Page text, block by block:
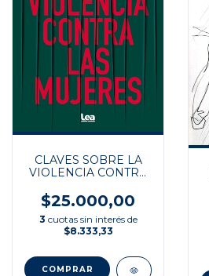
CLAVES SOBRE LA
VIOLENCIA CONTRA
$25.000,00
3 cuotas sin interés de
$8.333,33